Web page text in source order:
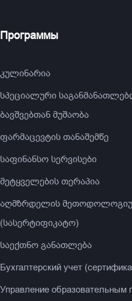
Программы
კულინარია
სპეციალური
ბავშვებთან მუშაობა
ფარმაცევტის თანაშემწე
საფინანსო სერვისები
მეტყველების თერაპია
აღმზრდელის
(სასერტიფიკატო)
საექთნო განათლება
Бухгалтерский учет
Управление